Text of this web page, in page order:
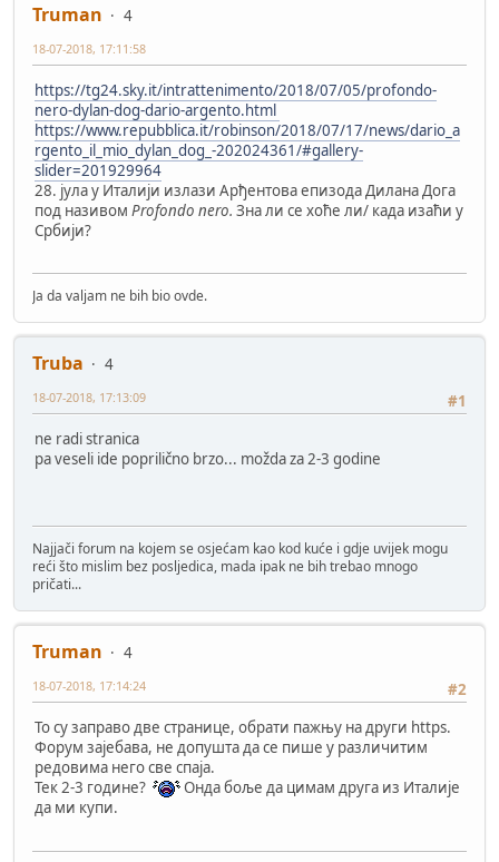
Truman 4
18-07-2018, 17:11:58
https://tg24.sky.it/intrattenimento/2018/07/05/profondo-
nero-dylan-dog-dario-argento.html
https://www.repubblica.it/robinson/2018/07/17/news/dario_a
rgento_il_mio_dylan_dog_-202024361/#gallery-
slider=201929964
28. јула у Италији излази Арђентова епизода Дилана Дога
под називом Profondo nero. Зна ли се хоће ли/ када изаћи у
Србији?
Ja da valjam ne bih bio ovde.
Truba
4
#1
18-07-2018, 17:13:09
ne radi stranica
pa veseli ide poprilično brzo... možda za 2-3 godine
Najjači forum na kojem se osjećam kao kod kuće i gdje uvijek mogu
reći što mislim bez posljedica, mada ipak ne bih trebao mnogo
pričati...
Truman
4
#2
18-07-2018, 17:14:24
То су заправо две странице, обрати пажњу на други https.
Форум зајебава, не допушта да се пише у различитим
редовима него све спаја.
Тек 2-3 године?
Онда боље да цимам друга из Италије
да ми купи.